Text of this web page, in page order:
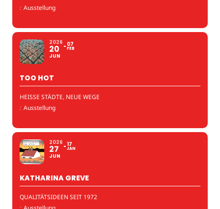
: Ausstellung
2026
20
JUN
07
FEB
TOO HOT
HEISSE STÄDTE, NEUE WEGE
: Ausstellung
2026
27
JUN
17
JAN
KATHARINA GREVE
QUALITÄTSIDEEN SEIT 1972